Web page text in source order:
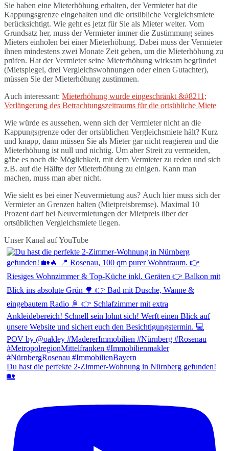
Sie haben eine Mieterhöhung erhalten, der Vermieter hat die
Kappungsgrenze eingehalten und die ortsübliche Vergleichsmiete
berücksichtigt. Wie geht es jetzt für Sie als Mieter weiter. Vom
Grundsatz her, muss der Vermieter immer die Zustimmung seines
Mieters einholen bei einer Mieterhöhung. Dabei muss der Vermieter
ihnen mindestens zwei Monate Zeit geben, um die Mieterhöhung zu
prüfen. Hat der Vermieter seine Mieterhöhung wirksam begründet
(Mietspiegel, drei Vergleichswohnungen oder einen Gutachter),
müssen Sie der Mieterhöhung zustimmen.
Auch interessant: Mieterhöhung wurde eingeschränkt &#8211;
Verlängerung des Betrachtungszeitraums für die ortsübliche Miete
Wie würde es aussehen, wenn sich der Vermieter nicht an die
Kappungsgrenze oder der ortsüblichen Vergleichsmiete hält? Kurz
und knapp, dann müssen Sie als Mieter gar nicht reagieren und die
Mieterhöhung ist null und nichtig. Um aber Streit zu vermeiden,
gäbe es noch die Möglichkeit, mit dem Vermieter zu reden und sich
z.B. auf die Hälfte der Mieterhöhung zu einigen. Kann man
machen, muss man aber nicht.
Wie sieht es bei einer Neuvermietung aus? Auch hier muss sich der
Vermieter an Grenzen halten (Mietpreisbremse). Maximal 10
Prozent darf bei Neuvermietungen der Mietpreis über der
ortsüblichen Vergleichsmiete liegen.
Unser Kanal auf YouTube
Du hast die perfekte 2-Zimmer-Wohnung in Nürnberg gefunden!
🏡